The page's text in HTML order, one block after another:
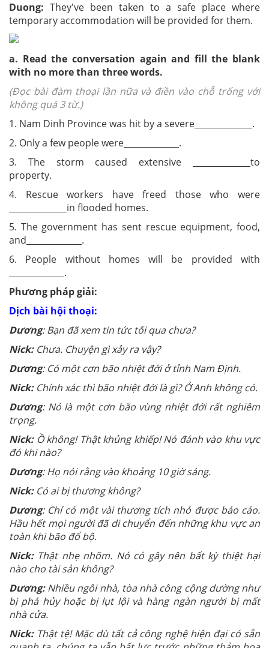
Duong: They've been taken to a safe place where
temporary accommodation will be provided for them.
a. Read the conversation again and fill the blank
with no more than three words.
(Đọc bài đàm thoại lần nữa và điền vào chỗ trống với
không quá 3 từ.)
1. Nam Dinh Province was hit by a severe
.
2. Only a few people were
.
3. The storm caused extensive
to
property.
4. Rescue workers have freed those who were
in flooded homes.
5. The government has sent rescue equipment, food,
and
.
6. People without homes will be provided with
.
Phương pháp giải:
Dịch bài hội thoại:
Dương: Bạn đã xem tin tức tối qua chưa?
Nick:Chưa. Chuyện gì xảy ra vậy?
Dương: Có một cơn bão nhiệt đới ở tỉnh Nam Định.
Nick:Chính xác thì bão nhiệt đới là gì? Ở Anh không có.
Dương: Nó là một cơn bão vùng nhiệt đới rất nghiêm
trọng.
Nick:Ồ không! Thật khủng khiếp! Nó đánh vào khu vực
đó khi nào?
Dương: Họ nói rằng vào khoảng 10 giờ sáng.
Nick:Có ai bị thương không?
Dương: Chỉ có một vài thương tích nhỏ được báo cáo.
Hầu hết mọi người đã di chuyển đến những khu vực an
toàn khi bão đổ bộ.
Nick:Thật nhẹ nhõm. Nó có gây nên bất kỳ thiệt hại
nào cho tài sản không?
Dương:Nhiều ngôi nhà, tòa nhà công cộng dường như
bị phá hủy hoặc bị lụt lội và hàng ngàn người bị mất
nhà cửa.
Nick:Thật tệ! Mặc dù tất cả công nghệ hiện đại có sẵn